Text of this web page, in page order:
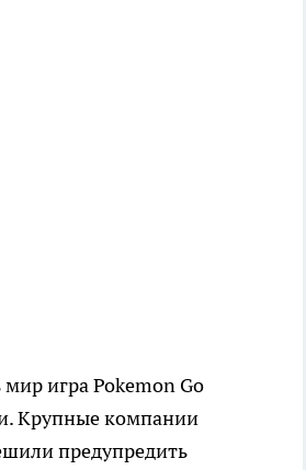
игра Pokemon Go
Крупные компании
предупредить